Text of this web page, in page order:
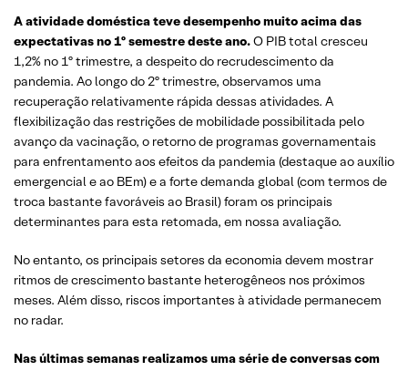
A atividade doméstica teve desempenho muito acima das
expectativas no 1º semestre deste ano.O PIB total cresceu
1,2% no 1º trimestre, a despeito do recrudescimento da
pandemia. Ao longo do 2º trimestre, observamos uma
recuperação relativamente rápida dessas atividades. A
flexibilização das restrições de mobilidade possibilitada pelo
avanço da vacinação, o retorno de programas governamentais
para enfrentamento aos efeitos da pandemia (destaque ao auxílio
emergencial e ao BEm) e a forte demanda global (com termos de
troca bastante favoráveis ao Brasil) foram os principais
determinantes para esta retomada, em nossa avaliação.
No entanto, os principais setores da economia devem mostrar
ritmos de crescimento bastante heterogêneos nos próximos
meses. Além disso, riscos importantes à atividade permanecem
no radar.
Nas últimas semanas realizamos uma série de conversas com